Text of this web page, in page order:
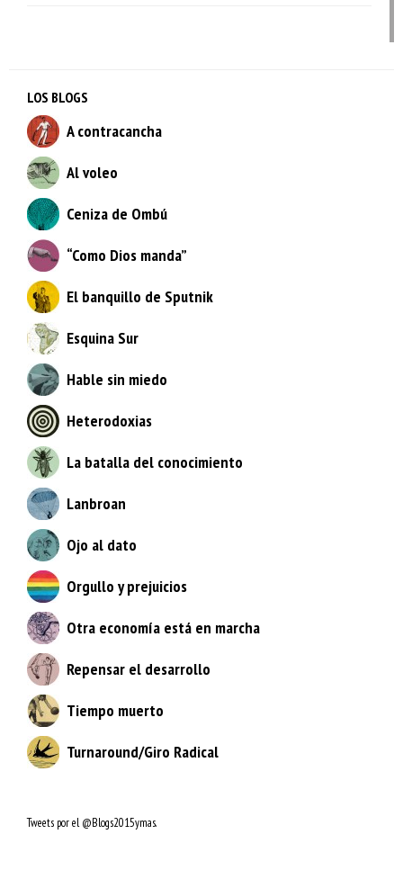
LOS BLOGS
A contracancha
Al voleo
Ceniza de Ombú
“Como Dios manda”
El banquillo de Sputnik
Esquina Sur
Hable sin miedo
Heterodoxias
La batalla del conocimiento
Lanbroan
Ojo al dato
Orgullo y prejuicios
Otra economía está en marcha
Repensar el desarrollo
Tiempo muerto
Turnaround/Giro Radical
Tweets por el @Blogs2015ymas.